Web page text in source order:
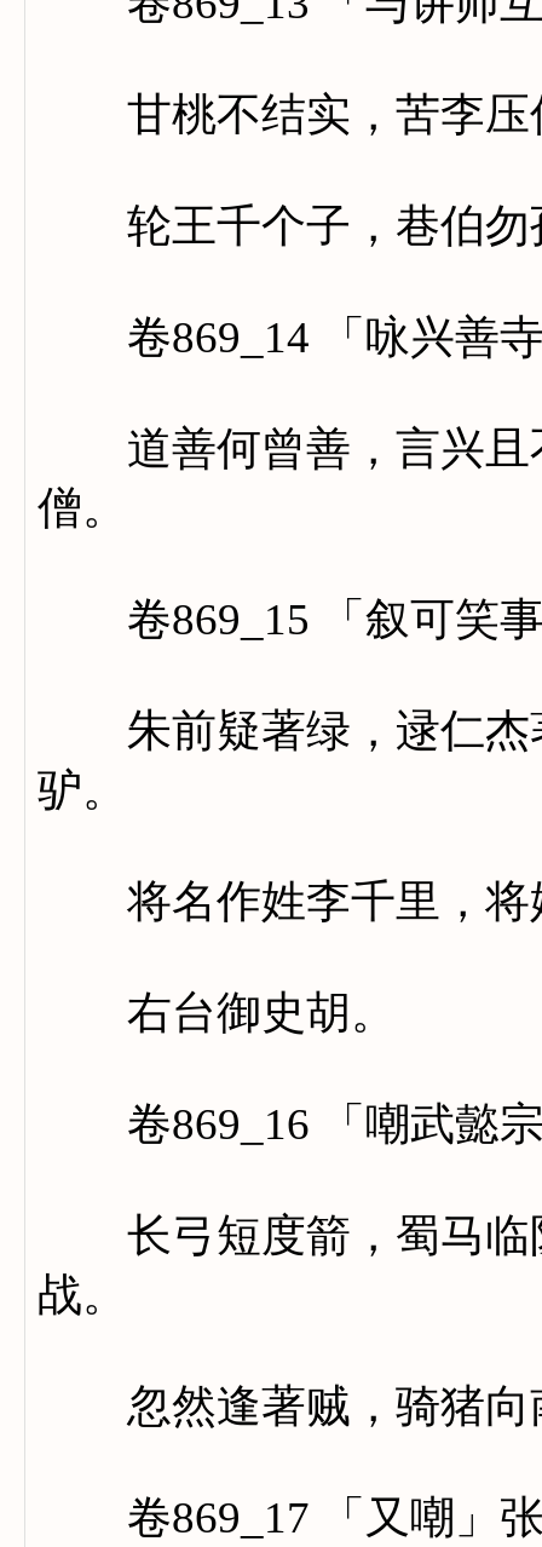
甘桃不结实，苦李压
轮王千个子，巷伯
卷869_14 「咏兴善寺
道善何曾善，言兴且
僧。
卷869_15 「叙可笑
朱前疑著绿，逯仁杰
驴。
将名作姓李千里，将
右台御史胡。
卷869_16 「嘲武懿
长弓短度箭，蜀马临
战。
忽然逢著贼，骑猪向
卷869_17 「又嘲」